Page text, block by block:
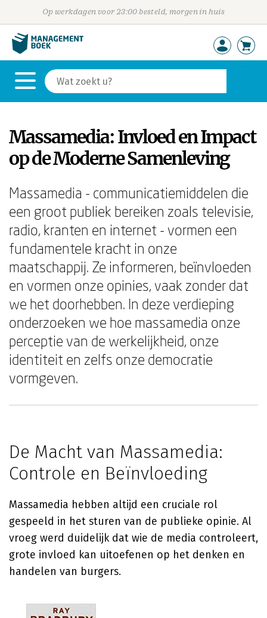
Op werkdagen voor 23:00 besteld, morgen in huis
Massamedia: Invloed en Impact
op de Moderne Samenleving
Massamedia - communicatiemiddelen die
een groot publiek bereiken zoals televisie,
radio, kranten en internet - vormen een
fundamentele kracht in onze
maatschappij. Ze informeren, beïnvloeden
en vormen onze opinies, vaak zonder dat
we het doorhebben. In deze verdieping
onderzoeken we hoe massamedia onze
perceptie van de werkelijkheid, onze
identiteit en zelfs onze democratie
vormgeven.
De Macht van Massamedia:
Controle en Beïnvloeding
Massamedia hebben altijd een cruciale rol
gespeeld in het sturen van de publieke opinie. Al
vroeg werd duidelijk dat wie de media controleert,
grote invloed kan uitoefenen op het denken en
handelen van burgers.